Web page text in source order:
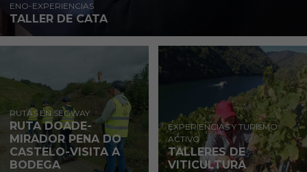
ENO-EXPERIENCIAS
TALLER DE CATA
RUTAS EN SEGWAY
RUTA DOADE-
MIRADOR PENA DO
CASTELO-VISITA A
BODEGA
EXPERIENCIAS Y TURISMO
ACTIVO
TALLERES DE
VITICULTURA